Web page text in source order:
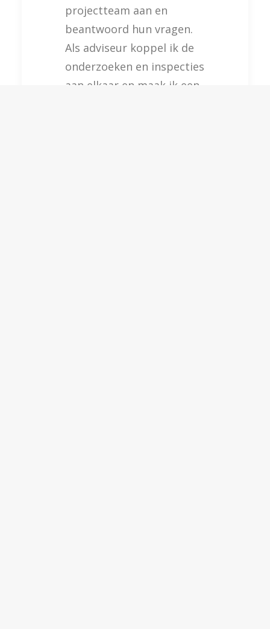
projectteam aan en
beantwoord hun vragen.
Als adviseur koppel ik de
onderzoeken en inspecties
aan elkaar en maak ik een